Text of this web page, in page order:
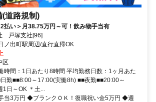
(道路規制)
払い＞月38.75万円～可！飲み物手当有
戸塚支社[96]
ノ出町駅周辺/直行直帰OK
区
時間：1日あたり8時間 平均勤務日数：1ヶ月あた
勤■■8:00～17:00(実働8h) ■■夜勤■■20:00～
1日～OK ＊土...
当3万円 ◆ブランクＯＫ！復職祝い金5万円 ◆週